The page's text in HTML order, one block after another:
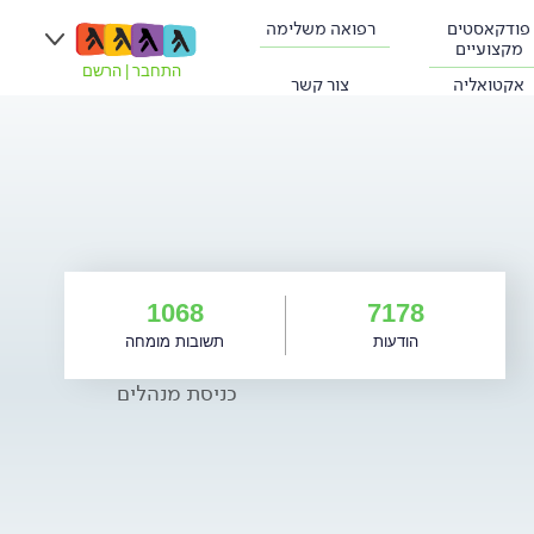
פודקאסטים
מקצועיים
רפואה משלימה
אקטואליה צור קשר
התחבר הרשם
7178
הודעות
1068
תשובות מומחה
כניסת מנהלים